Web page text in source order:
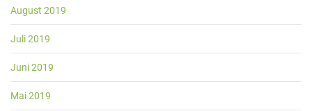
August 2019
Juli 2019
Juni 2019
Mai 2019